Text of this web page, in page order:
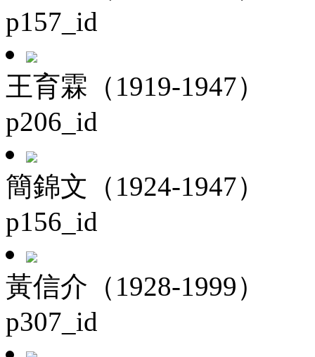
p157_id
王育霖（1919-1947）
p206_id
簡錦文（1924-1947）
p156_id
黃信介（1928-1999）
p307_id